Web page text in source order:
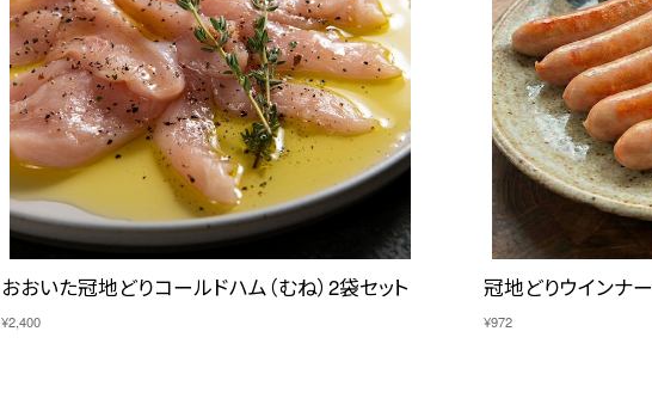
おおいた冠地どりコールドハム（むね）2袋セット
¥2,400
冠地どりウインナー
¥972